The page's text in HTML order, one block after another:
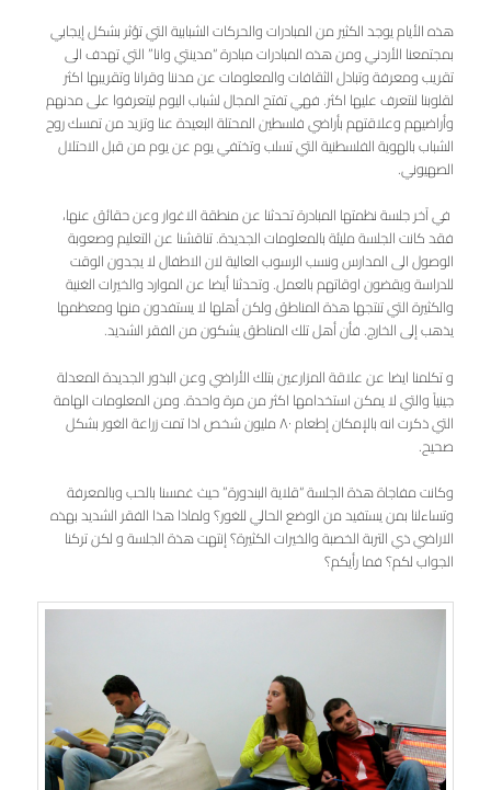
هذه الأيام يوجد الكثير من المبادرات والحركات الشبابية التي تؤثر بشكل إيجابي
بمجتمعنا الأردني ومن هذه المبادرات مبادرة “مدينتي وانا” التي تهدف الى
تقريب ومعرفة وتبادل الثقافات والمعلومات عن مدننا وقرانا وتقريبها اكثر
لقلوبنا لنتعرف عليها اكثر. فهي تفتح المجال لشباب اليوم ليتعرفوا على مدنهم
وأراضيهم وعلاقتهم بأراضي فلسطين المحتلة البعيدة عنا وتزيد من تمسك روح
الشباب بالهوية الفلسطنية التي تسلب وتختفي يوم عن يوم من قبل الاحتلال
الصهيوني.
في آخر جلسة نظمتها المبادرة تحدثنا عن منطقة الاغوار وعن حقائق عنها،
فقد كانت الجلسة مليئة بالمعلومات الجديدة. تناقشنا عن التعليم وصعوبة
الوصول الى المدارس ونسب الرسوب العالية لان الاطفال لا يجدون الوقت
للدراسة ويقضون اوقاتهم بالعمل. وتحدثنا أيضا عن الموارد والخيرات الغنية
والكثيرة التي تنتجها هذة المناطق ولكن أهلها لا يستفدون منها ومعظمها
يذهب إلى الخارج. فأن أهل تلك المناطق يشكون من الفقر الشديد.
و تكلمنا ايضا عن علاقة المزارعين بتلك الأراضي وعن البذور الجديدة المعدلة
جينياً والتي لا يمكن استخدامها اكثر من مرة واحدة. ومن المعلومات الهامة
التي ذكرت انه بالإمكان إطعام ٨٠ مليون شخص اذا تمت زراعة الغور بشكل
صحيح.
وكانت مفاجاة هذة الجلسة “قلاية البندورة” حيث غمسنا بالحب وبالمعرفة
وتساءلنا بمن يستفيد من الوضع الحالي للغور؟ ولماذا هذا الفقر الشديد بهذه
الاراضي ذي التربة الخصبة والخيرات الكثيرة؟ إنتهت هذة الجلسة و لكن تركنا
الجواب لكم؟ فما رأيكم؟